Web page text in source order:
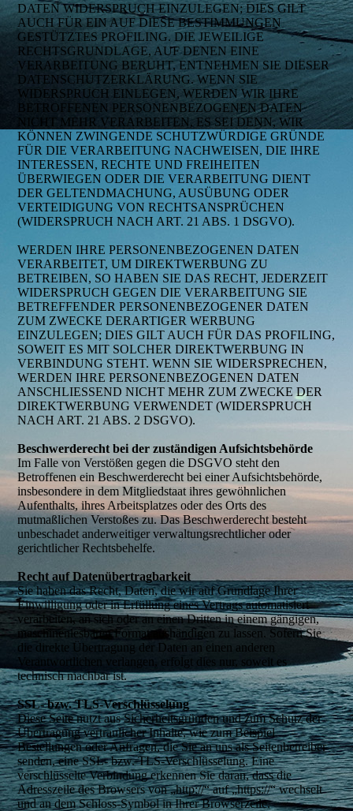
DATEN WIDERSPRUCH EINZULEGEN; DIES GILT
AUCH FÜR EIN AUF DIESE BESTIMMUNGEN
GESTÜTZTES PROFILING. DIE JEWEILIGE
RECHTSGRUNDLAGE, AUF DENEN EINE
VERARBEITUNG BERUHT, ENTNEHMEN SIE DIESER
DATENSCHUTZERKLÄRUNG. WENN SIE
WIDERSPRUCH EINLEGEN, WERDEN WIR IHRE
BETROFFENEN PERSONENBEZOGENEN DATEN
NICHT MEHR VERARBEITEN, ES SEI DENN, WIR
KÖNNEN ZWINGENDE SCHUTZWÜRDIGE GRÜNDE
FÜR DIE VERARBEITUNG NACHWEISEN, DIE IHRE
INTERESSEN, RECHTE UND FREIHEITEN
ÜBERWIEGEN ODER DIE VERARBEITUNG DIENT
DER GELTENDMACHUNG, AUSÜBUNG ODER
VERTEIDIGUNG VON RECHTSANSPRÜCHEN
(WIDERSPRUCH NACH ART. 21 ABS. 1 DSGVO).
WERDEN IHRE PERSONENBEZOGENEN DATEN
VERARBEITET, UM DIREKTWERBUNG ZU
BETREIBEN, SO HABEN SIE DAS RECHT, JEDERZEIT
WIDERSPRUCH GEGEN DIE VERARBEITUNG SIE
BETREFFENDER PERSONENBEZOGENER DATEN
ZUM ZWECKE DERARTIGER WERBUNG
EINZULEGEN; DIES GILT AUCH FÜR DAS PROFILING,
SOWEIT ES MIT SOLCHER DIREKTWERBUNG IN
VERBINDUNG STEHT. WENN SIE WIDERSPRECHEN,
WERDEN IHRE PERSONENBEZOGENEN DATEN
ANSCHLIESSEND NICHT MEHR ZUM ZWECKE DER
DIREKTWERBUNG VERWENDET (WIDERSPRUCH
NACH ART. 21 ABS. 2 DSGVO).
Beschwerderecht bei der zuständigen Aufsichtsbehörde
Im Falle von Verstößen gegen die DSGVO steht den
Betroffenen ein Beschwerderecht bei einer Aufsichtsbehörde,
insbesondere in dem Mitgliedstaat ihres gewöhnlichen
Aufenthalts, ihres Arbeitsplatzes oder des Orts des
mutmaßlichen Verstoßes zu. Das Beschwerderecht besteht
unbeschadet anderweitiger verwaltungsrechtlicher oder
gerichtlicher Rechtsbehelfe.
Recht auf Datenübertragbarkeit
Sie haben das Recht, Daten, die wir auf Grundlage Ihrer
Einwilligung oder in Erfüllung eines Vertrags automatisiert
verarbeiten, an sich oder an einen Dritten in einem gängigen,
maschinenlesbaren Format aushändigen zu lassen. Sofern Sie
die direkte Übertragung der Daten an einen anderen
Verantwortlichen verlangen, erfolgt dies nur, soweit es
technisch machbar ist.
SSL- bzw. TLS-Verschlüsselung
Diese Seite nutzt aus Sicherheitsgründen und zum Schutz der
Übertragung vertraulicher Inhalte, wie zum Beispiel
Bestellungen oder Anfragen, die Sie an uns als Seitenbetreiber
senden, eine SSL- bzw. TLS-Verschlüsselung. Eine
verschlüsselte Verbindung erkennen Sie daran, dass die
Adresszeile des Browsers von „http://“ auf „https://“ wechselt
und an dem Schloss-Symbol in Ihrer Browserzeile.